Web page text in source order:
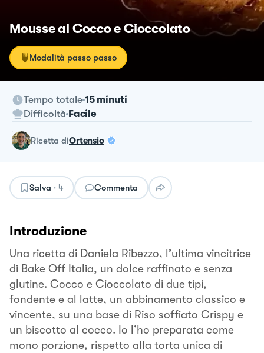
Mousse al Cocco e Cioccolato
Modalità passo passo
Tempo totale 15 minuti
Difficoltà Facile
ricetta diOrtensio
Salva · 4 Commenta
Introduzione
Una ricetta di Daniela Ribezzo, l’ultima vincitrice
di Bake Off Italia, un dolce raffinato e senza
glutine. Cocco e Cioccolato di due tipi,
fondente e al latte, un abbinamento classico e
vincente, su una base di Riso soffiato Crispy e
un biscotto al cocco. Io l’ho preparata come
mono porzione, rispetto alla torta unica di